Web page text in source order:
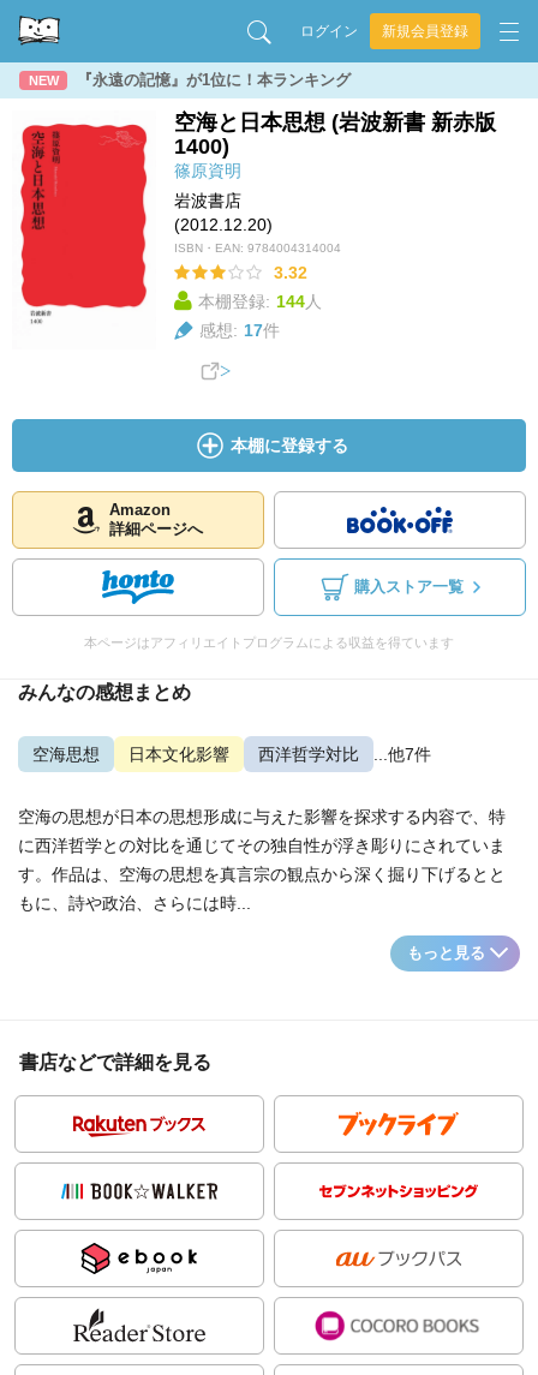
ログイン 新規会員登録
NEW 『永遠の記憶』が1位に！本ランキング
空海と日本思想 (岩波新書 新赤版
1400)
篠原資明
岩波書店
(2012.12.20)
ISBN・EAN: 9784004314004
3.32
本棚登録: 144人
感想: 17件
本棚に登録する
Amazon
詳細ページへ
購入ストア一覧
本ページはアフィリエイトプログラムによる収益を得ています
みんなの感想まとめ
空海思想 日本文化影響 西洋哲学対比 ...他7件
空海の思想が日本の思想形成に与えた影響を探求する内容で、特
に西洋哲学との対比を通じてその独自性が浮き彫りにされていま
す。作品は、空海の思想を真言宗の観点から深く掘り下げるとと
もに、詩や政治、さらには時...
もっと見る
書店などで詳細を見る